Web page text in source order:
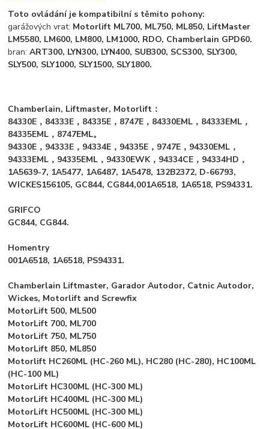
Toto ovládání je kompatibilní s těmito pohony:
garážových vrat: Motorlift ML700, ML750, ML850, LiftMaster
LM5580, LM600, LM800, LM1000, RDO, Chamberlain GPD60.
bran:ART300, LYN300, LYN400, SUB300, SCS300, SLY300,
SLY500, SLY1000, SLY1500, SLY1800.
Chamberlain, Liftmaster, Motorlift：
84330E，84333E，84335E，8747E，84330EML，84333EML，
84335EML，8747EML。
94330E，94333E，94334E，94335E，9747E，94330EML，
94333EML，94335EML，94330EWK，94334CE，94334HD，
1A5639-7, 1A5477, 1A6487, 1A5478, 132B2372, D-66793,
WICKES156105, GC844, CG844,001A6518, 1A6518, PS94331.
GRIFCO
GC844, CG844.
Homentry
001A6518, 1A6518, PS94331.
Chamberlain Liftmaster, Garador Autodor, Catnic Autodor,
Wickes, Motorlift and Screwfix
MotorLift 500, ML500
MotorLift 700, ML700
MotorLift 750, ML750
MotorLift 850, ML850
Motorlift HC260ML (HC-260 ML), HC280 (HC-280), HC100ML
(HC-100 ML)
MotorLift HC300ML (HC-300 ML)
MotorLift HC400ML (HC-300 ML)
MotorLift HC500ML (HC-300 ML)
MotorLift HC600ML (HC-600 ML)